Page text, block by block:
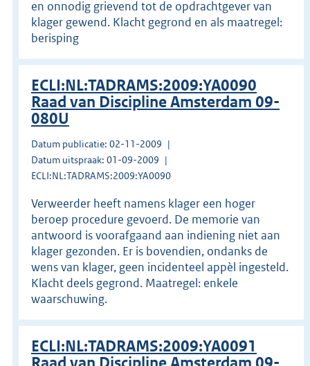
en onnodig grievend tot de opdrachtgever van
klager gewend. Klacht gegrond en als maatregel:
berisping
ECLI:NL:TADRAMS:2009:YA0090
Raad van Discipline Amsterdam 09-
080U
Datum publicatie: 02-11-2009
Datum uitspraak: 01-09-2009
ECLI:NL:TADRAMS:2009:YA0090
Verweerder heeft namens klager een hoger
beroep procedure gevoerd. De memorie van
antwoord is voorafgaand aan indiening niet aan
klager gezonden. Er is bovendien, ondanks de
wens van klager, geen incidenteel appèl ingesteld.
Klacht deels gegrond. Maatregel: enkele
waarschuwing.
ECLI:NL:TADRAMS:2009:YA0091